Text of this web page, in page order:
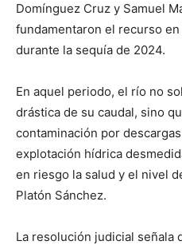
Domínguez Cruz y Samuel
fundamentaron el recurso
durante la sequía de 2024.
En aquel periodo, el río no
drástica de su caudal, sino
contaminación por
explotación hídrica
en riesgo la salud y el nivel
Platón Sánchez.
La resolución judicial señala